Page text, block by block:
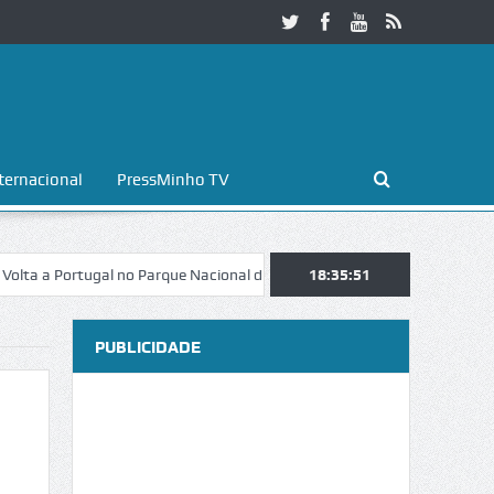
PressMinho TV
no Parque Nacional da Peneda-Gerês Esposende.
18:35:51
PUBLICIDADE